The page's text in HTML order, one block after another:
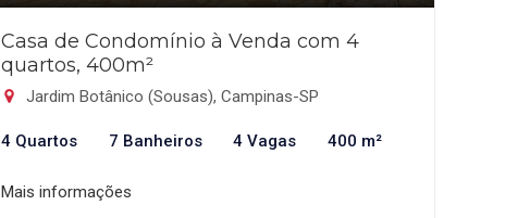
Casa de Condomínio à Venda com 4
quartos, 400m²
Jardim Botânico (Sousas), Campinas-SP
4 Quartos 7 Banheiros 4 Vagas 400 m²
Mais informações